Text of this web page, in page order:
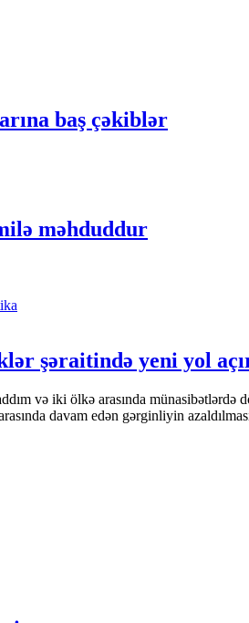
baş çəkiblər
məhduddur
şəraitində yeni yol
və iki ölkə arasında
davam edən gərginliyin